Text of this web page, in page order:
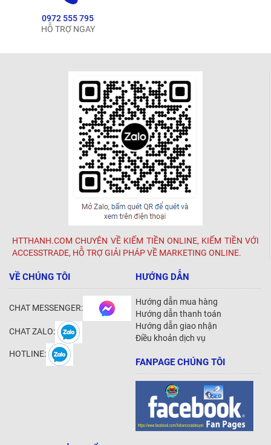
0972 555 795
HỖ TRỢ NGAY
HTTHANH.COM CHUYÊN VỀ KIẾM TIỀN ONLINE, KIẾM TIỀN VỚI
ACCESSTRADE, HỖ TRỢ GIẢI PHÁP VỀ MARKETING ONLINE.
VỀ CHÚNG TÔI
CHAT MESSENGER:
CHAT ZALO:
HOTLINE:
HƯỚNG DẪN
Hướng dẫn mua hàng
Hướng dẫn thanh toán
Hướng dẫn giao nhận
Điều khoản dịch vụ
FANPAGE CHÚNG TÔI